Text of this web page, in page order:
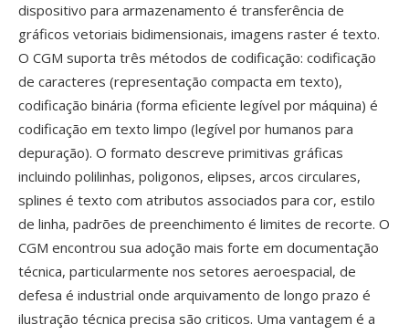
dispositivo para armazenamento é transferência de
gráficos vetoriais bidimensionais, imagens raster é texto.
O CGM suporta três métodos de codificação: codificação
de caracteres (representação compacta em texto),
codificação binária (forma eficiente legível por máquina) é
codificação em texto limpo (legível por humanos para
depuração). O formato descreve primitivas gráficas
incluindo polilinhas, poligonos, elipses, arcos circulares,
splines é texto com atributos associados para cor, estilo
de linha, padrões de preenchimento é limites de recorte. O
CGM encontrou sua adoção mais forte em documentação
técnica, particularmente nos setores aeroespacial, de
defesa é industrial onde arquivamento de longo prazo é
ilustração técnica precisa são criticos. Uma vantagem é a